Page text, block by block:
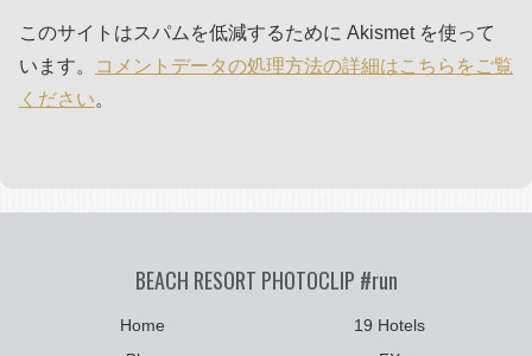
このサイトはスパムを低減するために Akismet を使って
います。
コメントデータの処理方法の詳細はこちらをご覧
ください。
BEACH RESORT PHOTOCLIP #run
Home
19 Hotels